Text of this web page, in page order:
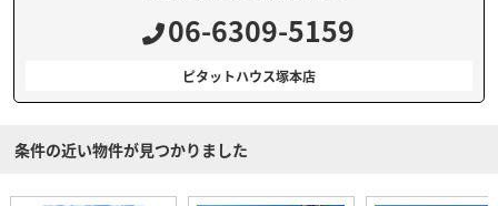
06-6309-5159
ピタットハウス塚本店
条件の近い物件が見つかりました